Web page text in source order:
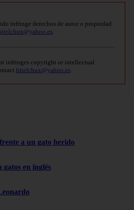
infringe derechos de autor o propiedad
.
infringes copyright or intellectual
bitelchux@yahoo.es.
a un gato herido
gatos en inglés